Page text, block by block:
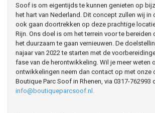
Soof is om eigentijds te kunnen genieten op
het hart van Nederland. Dit concept zullen wij in
ook gaan doortrekken op deze prachtige
Rijn. Ons doel is om het terrein voor te
het duurzaam te gaan vernieuwen. De
najaar van 2022 te starten met de
fase van de herontwikkeling. Wil je meer weten
ontwikkelingen neem dan contact op met onze
Boutique Parc Soof in Rhenen, via 0317-762993
info@boutiqueparcsoof.nl